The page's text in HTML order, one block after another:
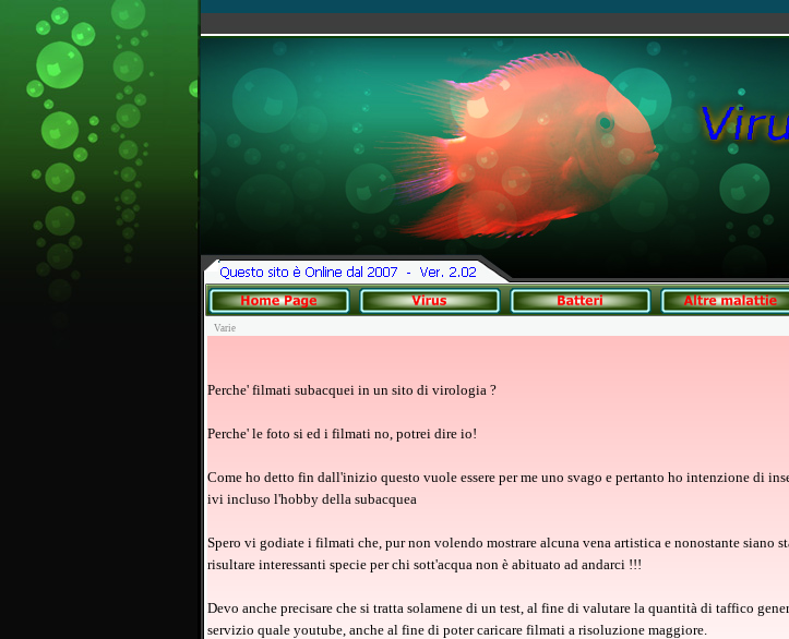
Varie
Perche' filmati subacquei in un sito di virologia ?
Perche' le foto si ed i filmati no, potrei dire io!
Come ho detto fin dall'inizio questo vuole essere per me uno svago e pertanto ho intenzione di
ivi incluso l'hobby della subacquea
Spero vi godiate i filmati che, pur non volendo mostrare alcuna vena artistica e nonostante siano
risultare interessanti specie per chi sott'acqua non è abituato ad andarci !!!
Devo anche precisare che si tratta solamene di un test, al fine di valutare la quantità di taffico
servizio quale youtube, anche al fine di poter caricare filmati a risoluzione maggiore.